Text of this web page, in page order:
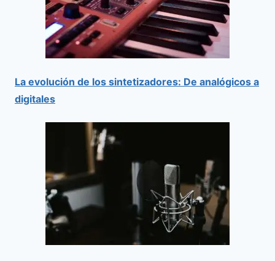
La evolución de los sintetizadores: De analógicos a
digitales